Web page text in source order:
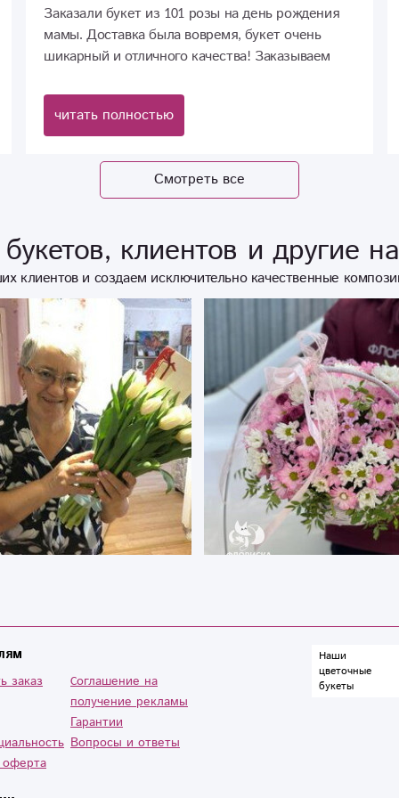
Заказали букет из 101 розы на день рождения
мамы. Доставка была вовремя, букет очень
шикарный и отличного качества! Заказываем
читать полностью
Смотреть все
клиентов и другие
и создаем исключительно качественные
заказ
оферта
Cоглашение на
получение рекламы
Гарантии
Вопросы и ответы
Наши
цветочные
букеты